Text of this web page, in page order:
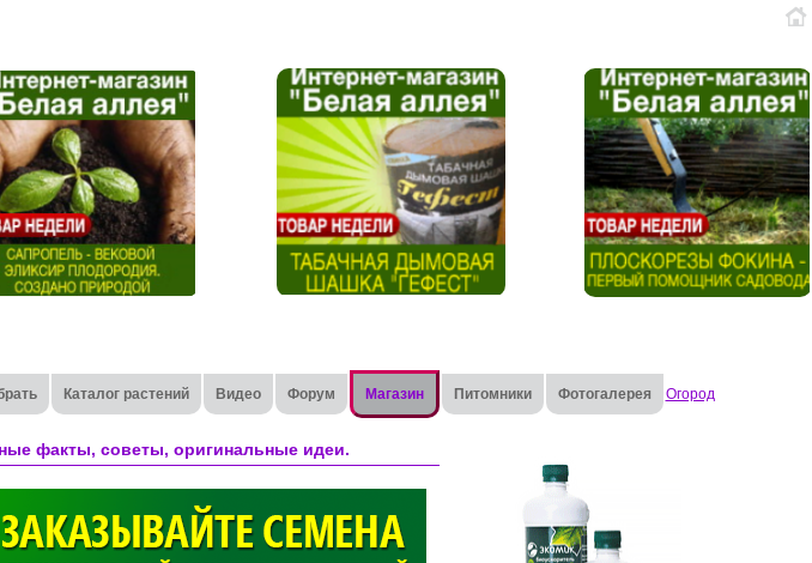
Каталог растений Видео Форум Магазин Питомники Фотогалерея Огород
факты, советы, оригинальные идеи.